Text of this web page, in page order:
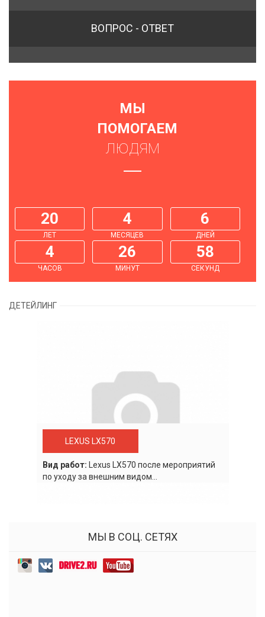
ВОПРОС - ОТВЕТ
МЫ
ПОМОГАЕМ
ЛЮДЯМ
20
ЛЕТ
4
МЕСЯЦЕВ
6
ДНЕЙ
4
ЧАСОВ
27
МИНУТ
0
СЕКУНД
ДЕТЕЙЛИНГ
LEXUS LX570
Вид работ: Lexus LХ570 после мероприятий
по уходу за внешним видом...
МЫ В СОЦ. СЕТЯХ